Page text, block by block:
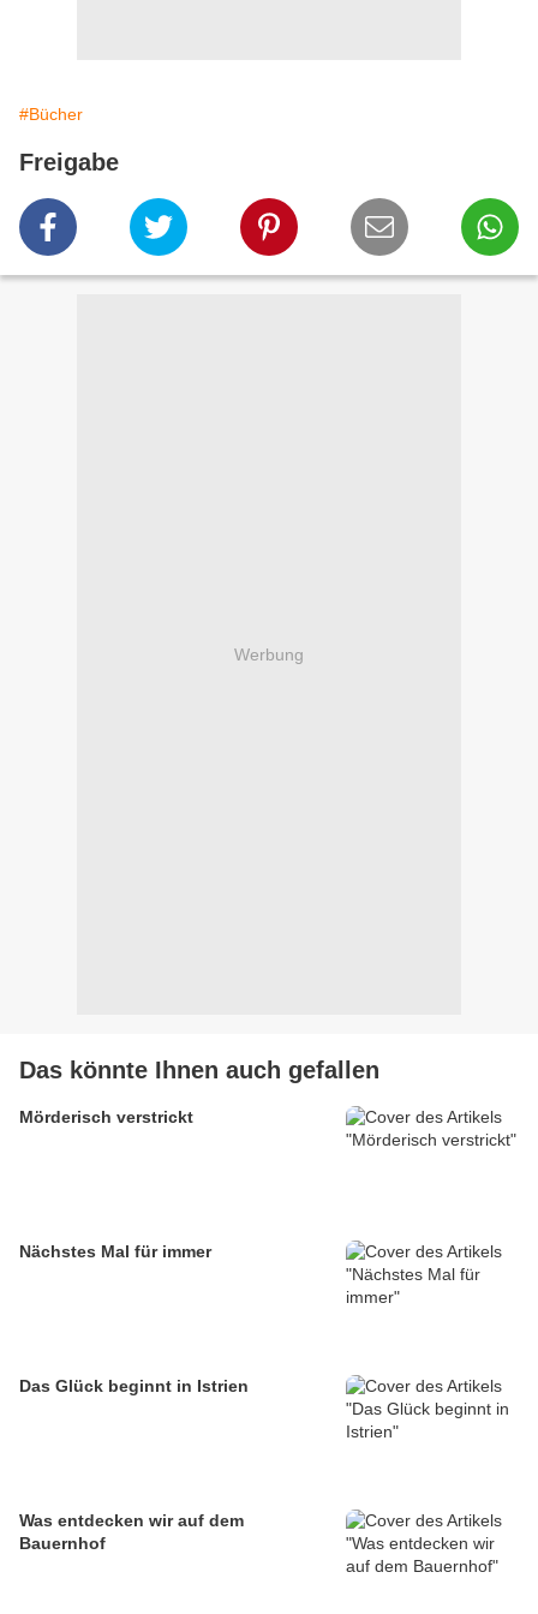
#Bücher
Freigabe
Werbung
Das könnte Ihnen auch gefallen
Mörderisch verstrickt
Nächstes Mal für immer
Das Glück beginnt in Istrien
Was entdecken wir auf dem
Bauernhof